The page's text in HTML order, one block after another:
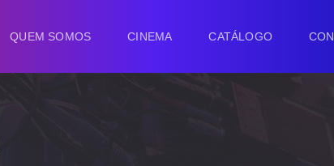
QUEM SOMOS CINEMA CATÁLOGO